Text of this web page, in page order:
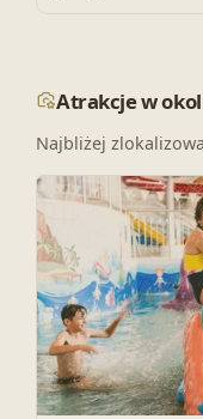
Atrakcje w
Najbliżej